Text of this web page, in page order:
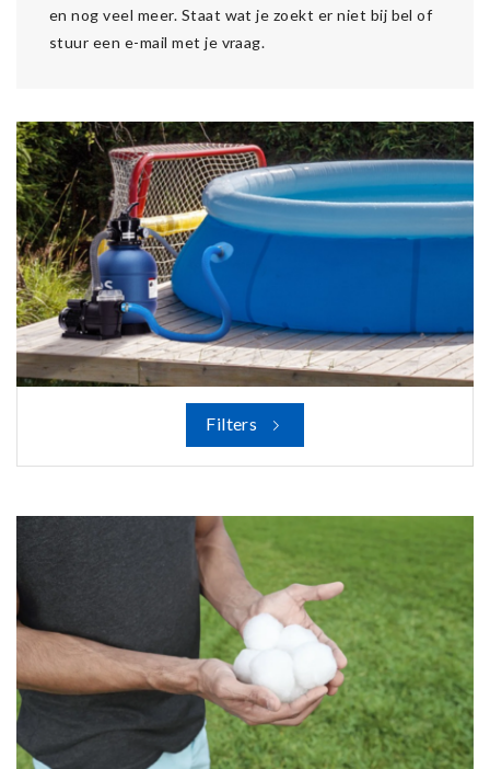
en nog veel meer. Staat wat je zoekt er niet bij bel of
stuur een e-mail met je vraag.
Filters